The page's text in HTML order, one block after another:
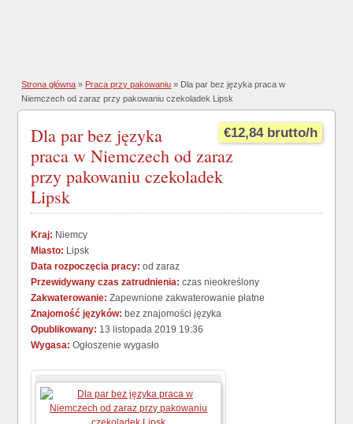
Strona główna » Praca przy pakowaniu » Dla par bez języka praca w
Niemczech od zaraz przy pakowaniu czekoladek Lipsk
€12,84 brutto/h
Dla par bez języka
praca w Niemczech od zaraz
przy pakowaniu czekoladek
Lipsk
Kraj: Niemcy
Miasto: Lipsk
Data rozpoczęcia pracy: od zaraz
Przewidywany czas zatrudnienia: czas nieokreślony
Zakwaterowanie: Zapewnione zakwaterowanie płatne
Znajomość języków: bez znajomości języka
Opublikowany: 13 listopada 2019 19:36
Wygasa: Ogłoszenie wygasło